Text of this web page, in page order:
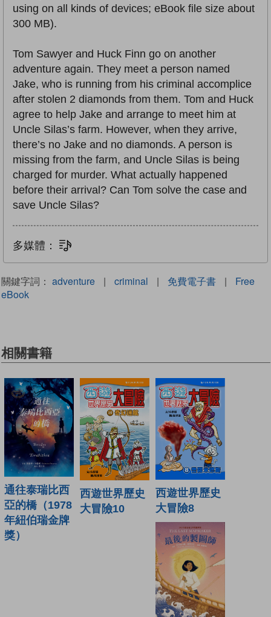
using on all kinds of devices; eBook file size about
300 MB).
Tom Sawyer and Huck Finn go on another
adventure again. They meet a person named
Jake, who is running from his criminal accomplice
after stolen 2 diamonds from them. Tom and Huck
agree to help Jake and arrange to meet him at
Uncle Silas’s farm. However, when they arrive,
there’s no Jake and no diamonds. A person is
missing from the farm, and Uncle Silas is being
charged for murder. What actually happened
before their arrival? Can Tom solve the case and
save Uncle Silas?
多媒體：
關鍵字詞： adventure | criminal | 免費電子書 |
Free
eBook
相關書籍
通往泰瑞比西
亞的橋（1978
年紐伯瑞金牌
獎）
西遊世界歷史
大冒險10
西遊世界歷史
大冒險8